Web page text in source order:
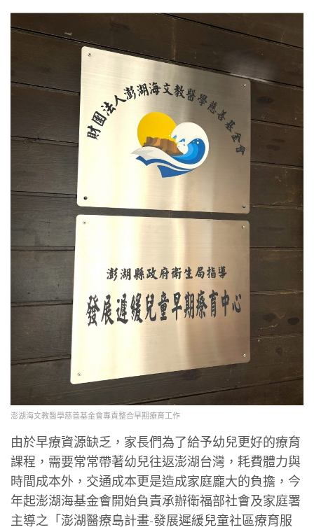
澎湖海文教醫學慈善基金會專責整合早期療育工作
由於早療資源缺乏，家長們為了給予幼兒更好的療育
課程，需要常常帶著幼兒往返澎湖台灣，耗費體力與
時間成本外，交通成本更是造成家庭龐大的負擔，今
年起澎湖海基金會開始負責承辦衛福部社會及家庭署
主導之「澎湖醫療島計畫-發展遲緩兒童社區療育服